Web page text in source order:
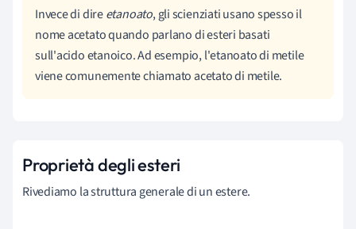
Invece di direetanoato, gli scienziati usano spesso il
nome acetato quando parlano di esteri basati
sull'acido etanoico. Ad esempio, l'etanoato di metile
viene comunemente chiamato acetato di metile.
Proprietà degli esteri
Rivediamo la struttura generale di un estere.